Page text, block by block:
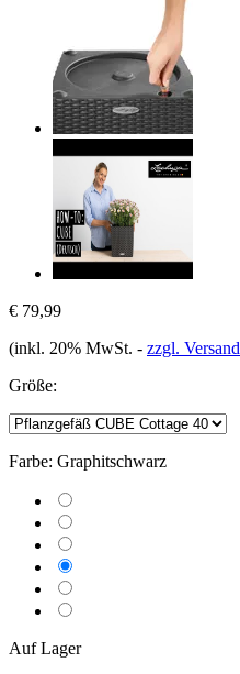
€ 79,99
(inkl. 20% MwSt. - zzgl. Versand
Größe:
Farbe: Graphitschwarz
Auf Lager